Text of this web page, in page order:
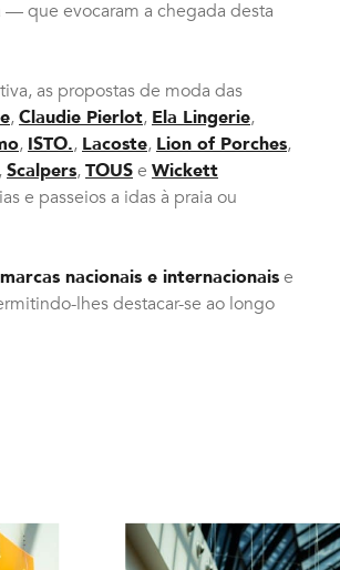
que evocaram a chegada desta
as propostas de moda das
,Claudie Pierlot, Ela Lingerie,
, ISTO., Lacoste, Lion of Porches,
,Scalpers,TOUSe Wickett
e passeios a idas à praia ou
nacionais e internacionaise
lhes destacar-se ao longo